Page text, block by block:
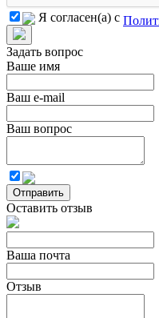
Я согласен(а) с
Задать вопрос
Ваше имя
Ваш e-mail
Ваш вопрос
Отправить
Оставить отзыв
Ваша почта
Отзыв